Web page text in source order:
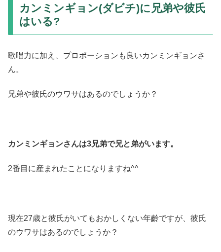
カンミンギョン(ダビチ)に兄弟や彼氏
はいる?
歌唱力に加え、プロポーションも良いカンミンギョンさ
ん。
兄弟や彼氏のウワサはあるのでしょうか？
カンミンギョンさんは3兄弟で兄と弟がいます。
2番目に産まれたことになりますね^^
現在27歳と彼氏がいてもおかしくない年齡ですが、彼氏
のウワサはあるのでしょうか？